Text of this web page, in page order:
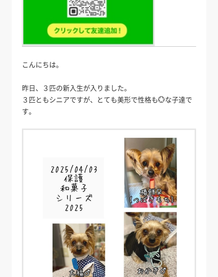
こんにちは。
昨日、３匹の新入生が入りました。
３匹ともシニアですが、とても美形で性格も💮な子達で
す。